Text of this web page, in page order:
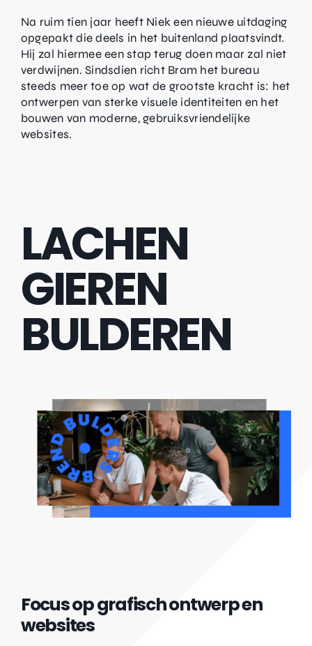
Na ruim tien jaar heeft Niek een nieuwe uitdaging
opgepakt die deels in het buitenland plaatsvindt.
Hij zal hiermee een stap terug doen maar zal niet
verdwijnen. Sindsdien richt Bram het bureau
steeds meer toe op wat de grootste kracht is: het
ontwerpen van sterke visuele identiteiten en het
bouwen van moderne, gebruiksvriendelijke
websites.
LACHEN
GIEREN
BULDEREN
Focus op grafisch ontwerp en
websites